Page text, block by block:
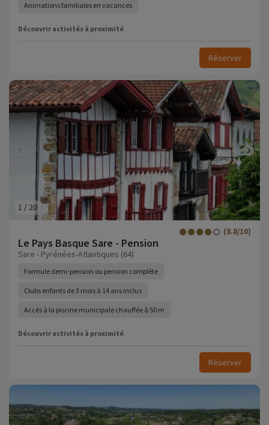
Animations familiales en vacances
Découvrir activités à proximité
Réserver
1 / 20
Le Pays Basque Sare - Pension
(8.8/10)
Sare - Pyrénées-Atlantiques (64)
Formule demi-pension ou pension complète
Clubs enfants de 3 mois à 14 ans inclus
Accès à la piscine municipale chauffée à 50 m
Découvrir activités à proximité
Réserver